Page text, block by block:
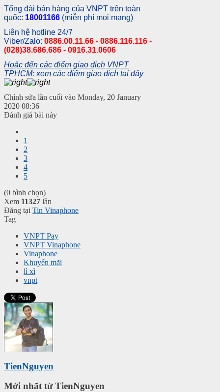
Tổng đài bán hàng của VNPT trên toàn
quốc: 18001166 (miễn phí mọi mạng)
Liên hệ hotline 24/7
Viber/Zalo: 0886.00.11.66 - 0886.116.116 -
(028)38.686.686 - 0916.31.0606
Hoặc đến các điểm giao dịch VNPT
TPHCM: xem các điểm giao dịch tại đây
Chỉnh sửa lần cuối vào Monday, 20 January
2020 08:36
Đánh giá bài này
1
2
3
4
5
(0 bình chọn)
Xem 11327 lần
Đăng tại Tin Vinaphone
Tag
VNPT Pay
VNPT Vinaphone
Vinaphone
Khuyến mãi
lì xì
vnpt
TienNguyen
Mới nhất từ TienNguyen